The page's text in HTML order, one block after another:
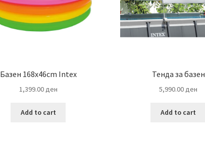
Базен 168х46cm Intex
1,399.00ден
Add to cart
Тенда за базен
5,990.00ден
Add to cart